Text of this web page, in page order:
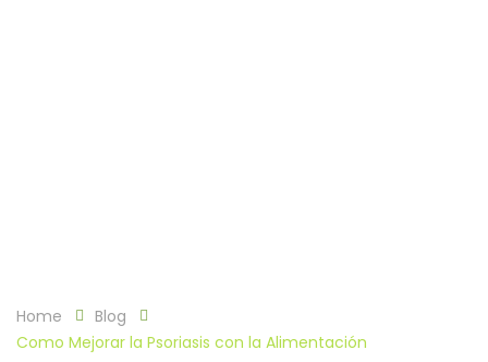
Home
Blog
Como Mejorar la Psoriasis con la Alimentación